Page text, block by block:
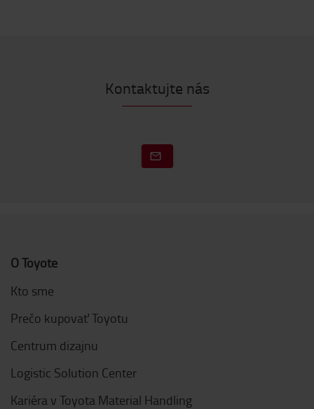
Kontaktujte nás
O Toyote
Kto sme
Prečo kupovať Toyotu
Centrum dizajnu
Logistic Solution Center
Kariéra v Toyota Material Handling